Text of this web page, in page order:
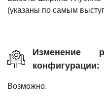
(указаны по самым
Изменение
конфигурации:
Возможно.